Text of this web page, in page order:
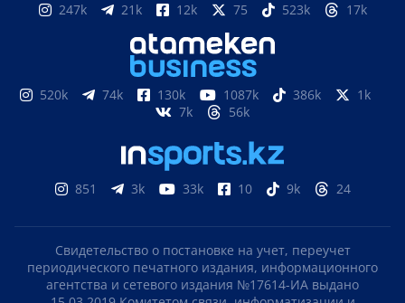
247k 21k 12k 75 523k 17k
520k 74k 130k 1087k 386k
1k
7k
56k
851 3k 33k 10 9k 24
Свидетельство о постановке на учет, переучет
периодического печатного издания, информационного
агентства и сетевого издания №17614-ИА выдано